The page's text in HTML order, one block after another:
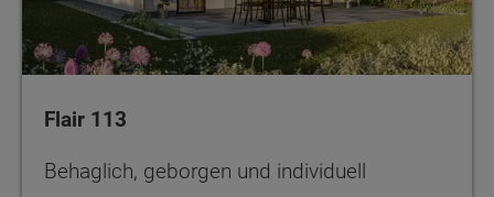
Flair 113
Behaglich, geborgen und individuell